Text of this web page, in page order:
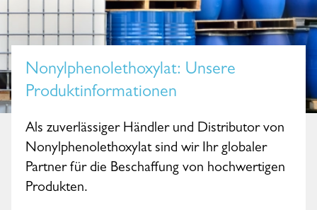
Nonylphenolethoxylat: Unsere
Produktinformationen
Als zuverlässiger Händler und Distributor von
Nonylphenolethoxylat sind wir Ihr globaler
Partner für die Beschaffung von hochwertigen
Produkten.